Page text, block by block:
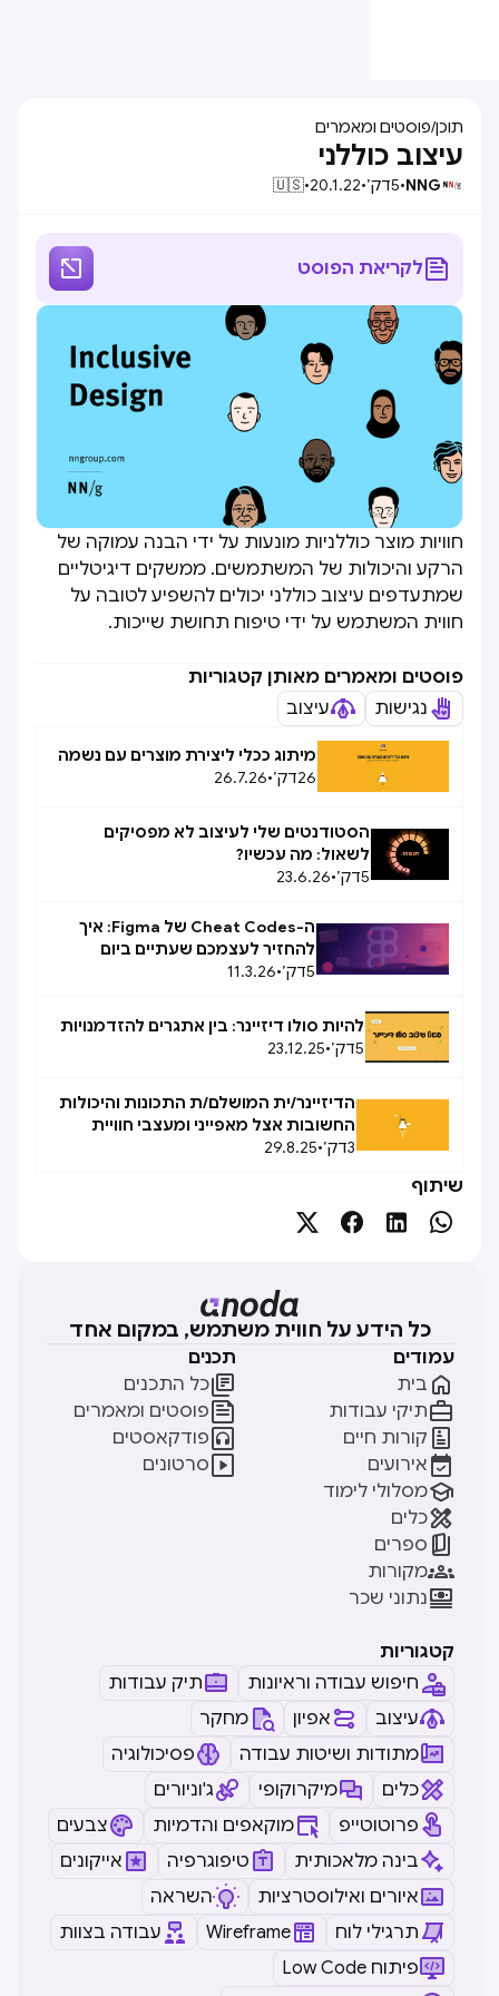
תוכן/פוסטים ומאמרים
עיצוב כוללני
NNG
•
5דק׳•
20.1.22
•
🇺🇸
לקריאת הפוסט 
חוויות מוצר כוללניות מונעות על ידי הבנה עמוקה של
הרקע והיכולות של המשתמשים. ממשקים דיגיטליים
שמתעדפים עיצוב כוללני יכולים להשפיע לטובה על
חווית המשתמש על ידי טיפוח תחושת שייכות.
פוסטים ומאמרים מאותן קטגוריות
נגישות
עיצוב
מיתוג ככלי ליצירת מוצרים עם נשמה
26דק׳•
26.7.26
הסטודנטים שלי לעיצוב לא מפסיקים
לשאול: מה עכשיו?
5דק׳•
23.6.26
ה-Cheat Codes של Figma: איך
להחזיר לעצמכם שעתיים ביום
5דק׳•
11.3.26
להיות סולו דיזיינר: בין אתגרים להזדמנויות
5דק׳•
23.12.25
הדיזיינר/ית המושלם/ת התכונות והיכולות
החשובות אצל מאפייני ומעצבי חוויית
משתמש
3דק׳•
29.8.25
שיתוף




כל הידע על חווית משתמש, במקום אחד
עמודים
בית 
תיקי עבודות
קורות חיים 
אירועים 
מסלולי לימוד
כלים
ספרים 
מקורות
נתוני שכר
תכנים
כל התכנים
פוסטים ומאמרים
פודקאסטים 
סרטונים 
קטגוריות
חיפוש עבודה וראיונות
תיק עבודות
עיצוב
אפיון
מחקר
מתודות ושיטות עבודה
פסיכולוגיה
כלים
מיקרוקופי
ג'וניורים
פרוטוטייפ
מוקאפים והדמיות
צבעים
בינה מלאכותית
טיפוגרפיה
אייקונים
איורים ואילוסטרציות
השראה
תרגילי לוח
Wireframe
עבודה בצוות
Low Code פיתוח